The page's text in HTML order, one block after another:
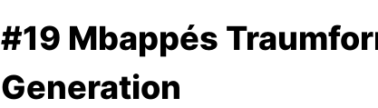
#19 Mbappés
Generation